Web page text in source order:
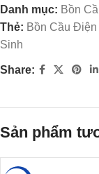
Danh mục: Bồn
Thẻ: Bồn Cầu
Sinh
Share:
Sản phẩm